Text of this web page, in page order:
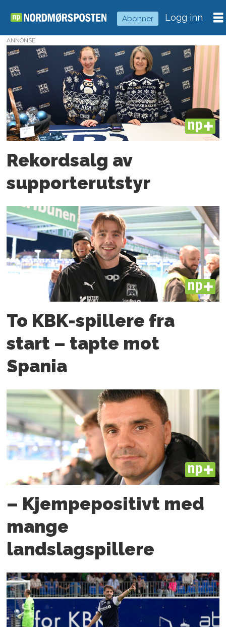
Abonner Logg inn
Tag:
sander
kilen
ANNONSE
PLUS
Rekordsalg av
supporterutstyr
PLUS
To KBK-spillere fra
start – tapte mot
Spania
PLUS
– Kjempepositivt med
mange
landslagspillere